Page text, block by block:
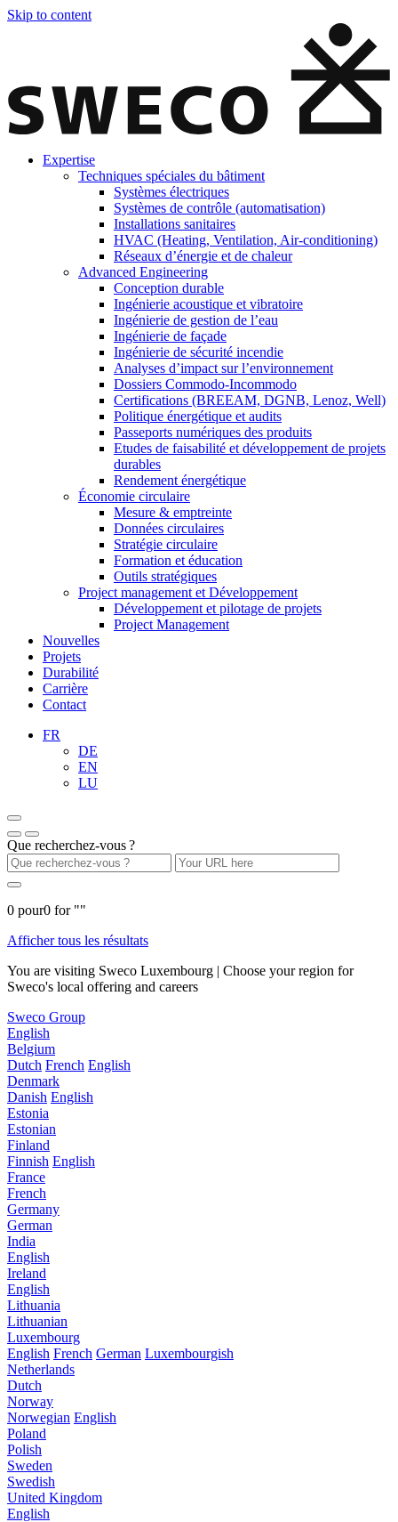
Skip to content
Expertise
Techniques spéciales du bâtiment
Systèmes électriques
Systèmes de contrôle (automatisation)
Installations sanitaires
HVAC (Heating, Ventilation, Air-conditioning)
Réseaux d’énergie et de chaleur
Advanced Engineering
Conception durable
Ingénierie acoustique et vibratoire
Ingénierie de gestion de l’eau
Ingénierie de façade
Ingénierie de sécurité incendie
Analyses d’impact sur l’environnement
Dossiers Commodo-Incommodo
Certifications (BREEAM, DGNB, Lenoz, Well)
Politique énergétique et audits
Passeports numériques des produits
Etudes de faisabilité et développement de projets
durables
Rendement énergétique
Économie circulaire
Mesure & emptreinte
Données circulaires
Stratégie circulaire
Formation et éducation
Outils stratégiques
Project management et Développement
Développement et pilotage de projets
Project Management
Nouvelles
Projets
Durabilité
Carrière
Contact
FR
DE
EN
LU
Que recherchez-vous ?
0 pour0 for ""
Afficher tous les résultats
You are visiting Sweco Luxembourg | Choose your region for
Sweco's local offering and careers
Sweco Group
English
Belgium
Dutch French English
Denmark
Danish English
Estonia
Estonian
Finland
Finnish English
France
French
Germany
German
India
English
Ireland
English
Lithuania
Lithuanian
Luxembourg
English French German Luxembourgish
Netherlands
Dutch
Norway
Norwegian English
Poland
Polish
Sweden
Swedish
United Kingdom
English